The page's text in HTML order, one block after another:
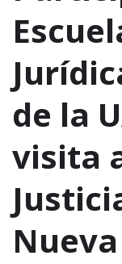
de la
visita
Nueva